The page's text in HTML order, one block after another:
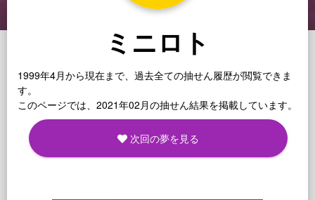
ミニロト
1999年4月から現在まで、過去全ての抽せん履歴が閲覧できま
す。
このページでは、2021年02月の抽せん結果を掲載しています。
次回の夢を見る